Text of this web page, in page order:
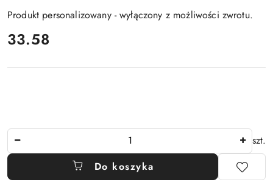
Produkt personalizowany - wyłączony z możliwości zwrotu.
cena:
33.58
szt.
Do koszyka